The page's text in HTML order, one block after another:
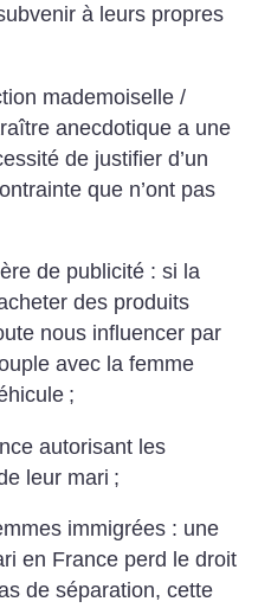
à leurs propres
mademoiselle /
anecdotique a une
de justifier d’un
que n’ont pas
de publicité : si la
des produits
nous influencer par
avec la femme
;
autorisant les
leur mari ;
immigrées : une
en France perd le droit
de séparation, cette